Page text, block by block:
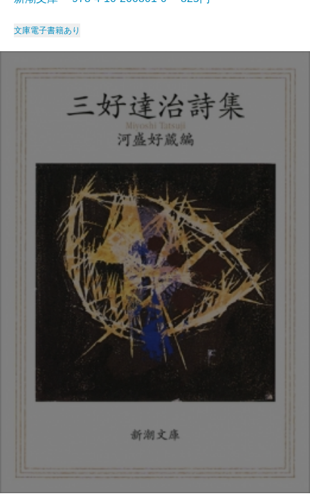
文庫電子書籍あり